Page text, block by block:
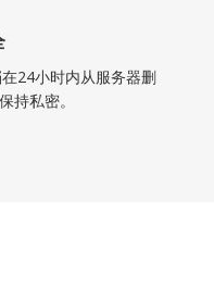
24小时内从服务器删
持私密。